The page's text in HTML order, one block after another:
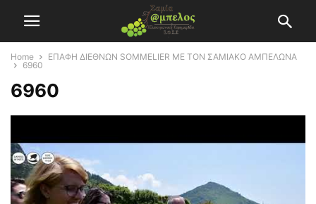
Home
ΕΠΑΦΗ ΔΙΕΘΝΩΝ SOMMELIER ΜΕ ΤΟΝ ΣΑΜΙΑΚΟ ΑΜΠΕΛΩΝΑ
6960
6960